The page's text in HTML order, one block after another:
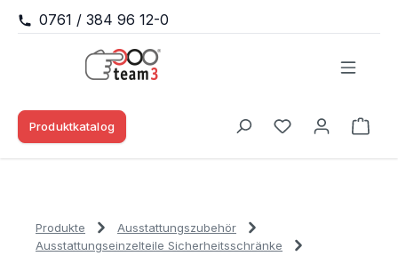
Zum Hauptinhalt springen
0761 / 384 96 12-0
Produktkatalog
Du hast 0
Produkte
Ausstattungszubehör
Ausstattungseinzelteile Sicherheitsschränke